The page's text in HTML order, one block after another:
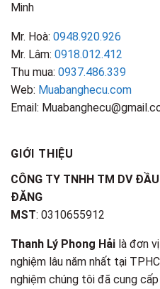
Minh
Mr. Hoà: 0948.920.926
Mr. Lâm: 0918.012.412
Thu mua: 0937.486.339
Web: Muabanghecu.com
Email:
GIỚI THIỆU
CÔNG TY TNHH TM DV
ĐĂNG
MST: 0310655912
Thanh Lý Phong Hải là đơn
nghiệm lâu năm nhất tại
nghiệm chúng tôi đã cung